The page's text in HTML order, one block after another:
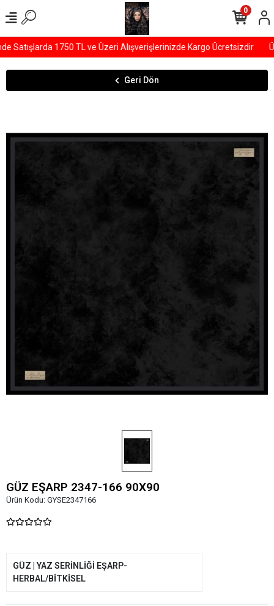
Satışlarda 1750 TL ve Üzeri Alışverişlerinizde Kargo Ücretsizdir
0
Geri Dön
GÜZ EŞARP 2347-166 90X90
Ürün Kodu: GYSE2347166
GÜZ | YAZ SERİNLİĞİ EŞARP-
HERBAL/BİTKİSEL